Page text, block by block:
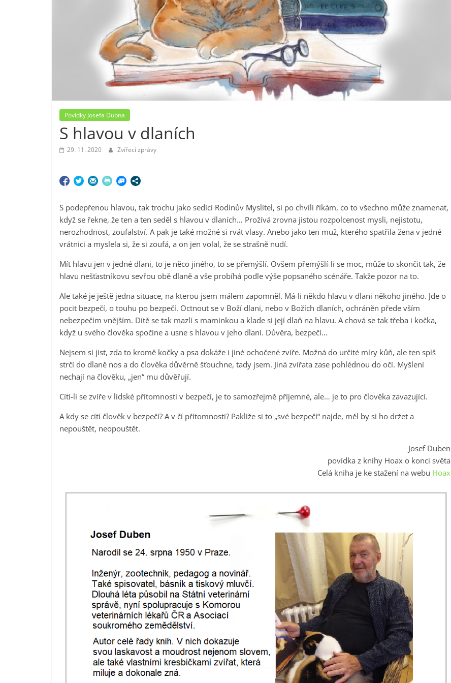
Povídky Josefa Dubna
S hlavou v dlaních
29. 11. 2020 Zvířecí zprávy
S podepřenou hlavou, tak trochu jako sedící Rodinův Myslitel, si po chvíli říkám, co to všechno může znamenat,
když se řekne, že ten a ten seděl s hlavou v dlaních… Prožívá zrovna jistou rozpolcenost mysli, nejistotu,
nerozhodnost, zoufalství. A pak je také možné si rvát vlasy. Anebo jako ten muž, kterého spatřila žena v jedné
vrátnici a myslela si, že si zoufá, a on jen volal, že se strašně nudí.
Mít hlavu jen v jedné dlani, to je něco jiného, to se přemýšlí. Ovšem přemýšlí-li se moc, může to skončit tak, že
hlavu nešťastníkovu sevřou obě dlaně a vše probíhá podle výše popsaného scénáře. Takže pozor na to.
Ale také je ještě jedna situace, na kterou jsem málem zapomněl. Má-li někdo hlavu v dlani někoho jiného. Jde o
pocit bezpečí, o touhu po bezpečí. Octnout se v Boží dlani, nebo v Božích dlaních, ochráněn přede vším
nebezpečím vnějším. Dítě se tak mazlí s maminkou a klade si její dlaň na hlavu. A chová se tak třeba i kočka,
když u svého člověka spočine a usne s hlavou v jeho dlani. Důvěra, bezpečí…
Nejsem si jist, zda to kromě kočky a psa dokáže i jiné ochočené zvíře. Možná do určité míry kůň, ale ten spíš
strčí do dlaně nos a do člověka důvěrně šťouchne, tady jsem. Jiná zvířata zase pohlédnou do očí. Myšlení
nechají na člověku, „jen“ mu důvěřují.
Cítí-li se zvíře v lidské přítomnosti v bezpečí, je to samozřejmě příjemné, ale… je to pro člověka zavazující.
A kdy se cítí člověk v bezpečí? A v čí přítomnosti? Pakliže si to „své bezpečí“ najde, měl by si ho držet a
nepouštět, neopouštět.
Josef Duben
povídka z knihy Hoax o konci světa
Celá kniha je ke stažení na webu Hoax